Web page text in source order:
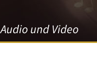
Audio und Video